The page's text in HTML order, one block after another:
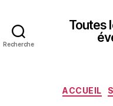
Recherche
Toutes
ACCUEIL